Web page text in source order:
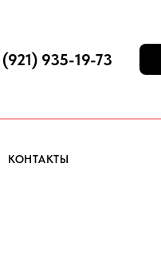
(921) 935-19-73
КОНТАКТЫ